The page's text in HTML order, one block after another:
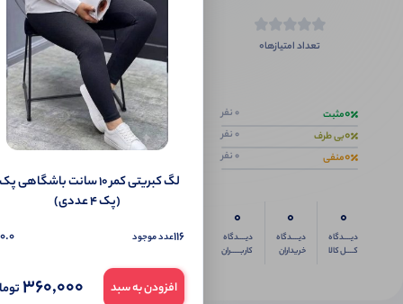
تعداد امتیازها0
0مثبت 0 نفر
0بی طرف 0 نفر
0منفی 0 نفر
0
دیــــدگاه
کــــل کالا
0
دیــــدگاه
خریداران
0
دیــــدگاه
کاربـــــران
اگر این
(پک 4 عددی)
116عدد موجود 0.0
افزودن به سبد 360,000